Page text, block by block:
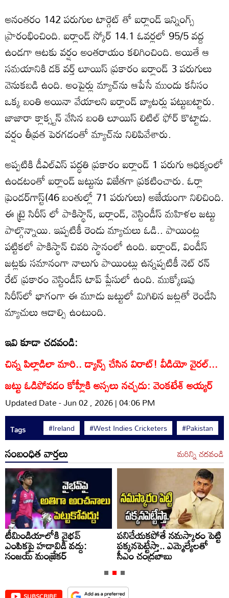
అనంతరం 142 పరుగుల టార్గెట్ తో ఐర్లాండ్‌ ఇన్నింగ్స్
ప్రారంభించింది. ఐర్లాండ్ స్కోర్‌ 14.1 ఓవర్లలో 95/5 వద్ద
ఉండగా ఆటకు వర్షం అంతరాయం కలిగించింది. అయితే ఆ
సమయానికి డక్ వర్త్ లూయిస్ ప్రకారం ఐర్లాండ్‌ 3 పరుగులు
వెనుకబడి ఉంది. అంపైర్లు మ్యాచ్‌ను ఆపేసే ముందు కనీసం
ఒక్క బంతి అయినా వేయాలని ఐర్లాండ్‌ బ్యాటర్లు పట్టుబట్టారు.
జాజారా క్లాక్స్టన్ వేసిన బంతి లూయిస్ లిటిల్ ఫోర్ కొట్టాడు.
వర్షం తీవ్రత పెరగడంతో మ్యాచ్‌ను నిలిపివేశారు.
అప్పటికి డీఎల్‌ఎస్‌ పద్ధతి ప్రకారం ఐర్లాండ్ 1 పరుగు ఆధిక్యంలో
ఉండటంతో ఐర్లాండ్ జట్టును విజేతగా ప్రకటించారు. ఓర్లా
ప్రెండర్‌గాస్ట్(46 బంతుల్లో 71 పరుగులు) అజేయంగా నిలిచింది.
ఈ ట్రై సిరీస్ లో పాకిస్థాన్, ఐర్లాండ్, వెస్టిండీస్ మహిళల జట్టు
పాల్గొన్నాయి. ఇప్పటికీ రెండు మ్యాచులు ఓడి.. పాయింట్ల
పట్టికలో పాకిస్థాన్ చివరి స్థానంలో ఉంది. ఐర్లాండ్, విండీస్
జట్లకు సమానంగా నాలుగు పాయింట్లు ఉన్నప్పటికీ నెట్ రన్
రేట్ ప్రకారం వెస్టిండీస్ టాప్ ప్లేసులో ఉంది. ముక్కోణపు
సిరీస్‌లో భాగంగా ఈ మూడు జట్టులో మిగిలిన జట్లతో రెండేసి
మ్యాచులు ఆడాల్సి ఉంటుంది.
ఇవి కూడా చదవండి:
చిన్న పిల్లాడిలా మారి.. డ్యాన్స్ చేసిన విరాట్! వీడియో వైరల్...
జట్టు ఓడిపోవడం కోహ్లీకి అస్సలు నచ్చదు: వెంకటేశ్ అయ్యర్
Updated Date - Jun 02 , 2026 | 04:06 PM
Tags #Ireland #West Indies Cricketers #Pakistan
సంబంధిత వార్తలు మరిన్ని చదవండి
టీమిండియాలోకి వైభవ్
ఎంపికపై హడావిడి వద్దు:
సంజయ్ మంజ్రేకర్
పనిచేయకపోతే నమస్కారం పెట్టి
పక్కనపెట్టేస్తా.. ఎమ్మెల్యేలతో
సీఎం చంద్రబాబు